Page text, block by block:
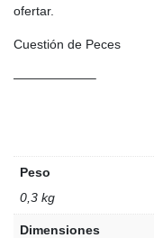
ofertar.
Cuestión de Peces
——————–
Peso
0,3 kg
Dimensiones